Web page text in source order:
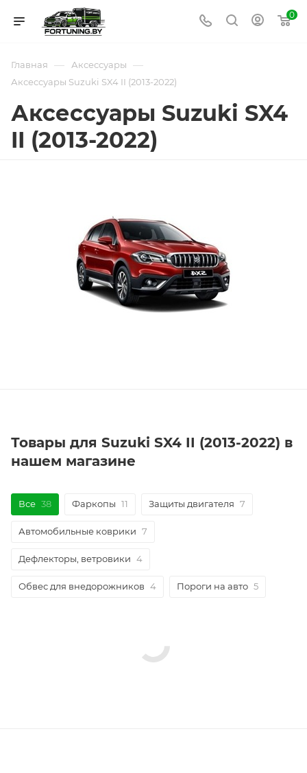
0
Главная — Аксессуары —
Аксессуары Suzuki SX4 II (2013-2022)
Аксессуары Suzuki SX4
II (2013-2022)
Товары для Suzuki SX4 II (2013-2022) в
нашем магазине
Все 38 Фаркопы 11 Защиты двигателя 7
Автомобильные коврики 7
Дефлекторы, ветровики 4
Обвес для внедорожников 4 Пороги на авто 5